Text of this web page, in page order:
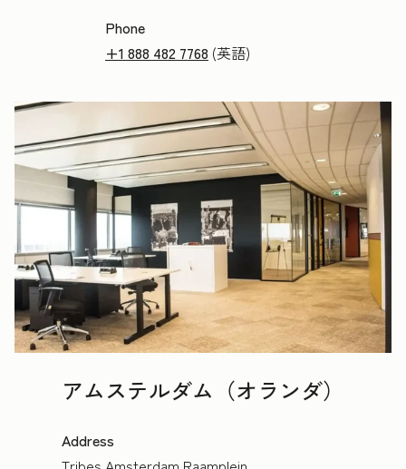
Phone
+1 888 482 7768 (英語)
アムステルダム（オランダ）
Address